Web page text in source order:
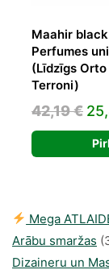
Maahir
Perfumes
(Līdzīgs
Terroni)
42,19€
Mega
Arābu smaržas
Dizaineru un